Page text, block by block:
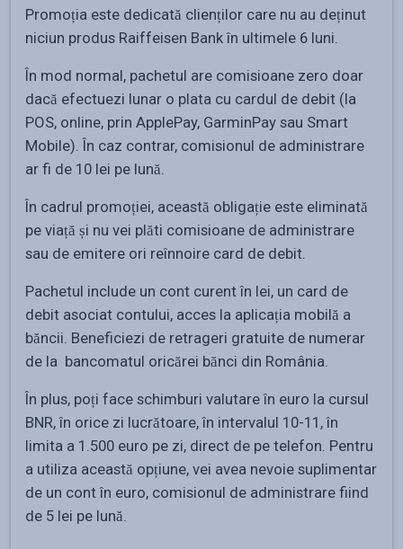
Promoția este dedicată clienților care nu au deținut
niciun produs Raiffeisen Bank în ultimele 6 luni.
În mod normal, pachetul are comisioane zero doar
dacă efectuezi lunar o plata cu cardul de debit (la
POS, online, prin ApplePay, GarminPay sau Smart
Mobile). În caz contrar, comisionul de administrare
ar fi de 10 lei pe lună.
În cadrul promoției, această obligație este eliminată
pe viață și nu vei plăti comisioane de administrare
sau de emitere ori reînnoire card de debit.
Pachetul include un cont curent în lei, un card de
debit asociat contului, acces la aplicația mobilă a
băncii. Beneficiezi de retrageri gratuite de numerar
de la bancomatul oricărei bănci din România.
În plus, poți face schimburi valutare în euro la cursul
BNR, în orice zi lucrătoare, în intervalul 10-11, în
limita a 1.500 euro pe zi, direct de pe telefon. Pentru
a utiliza această opțiune, vei avea nevoie suplimentar
de un cont în euro, comisionul de administrare fiind
de 5 lei pe lună.